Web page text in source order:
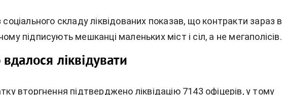
соціального складу ліквідованих показав, що контракти зараз в
підписують мешканці маленьких міст і сіл, а не мегаполісів.
ліквідувати
вторгнення підтверджено ліквідацію 7143 офіцерів, у тому